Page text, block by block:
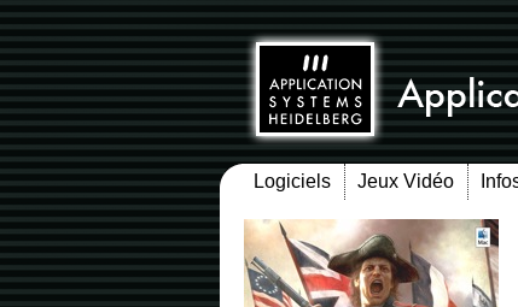
Logiciels Jeux Vidéo